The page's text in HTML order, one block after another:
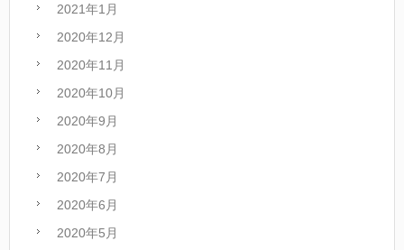
2021年1月
2020年12月
2020年11月
2020年10月
2020年9月
2020年8月
2020年7月
2020年6月
2020年5月